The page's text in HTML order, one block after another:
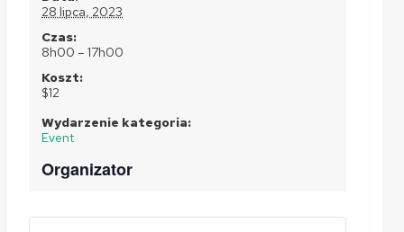
28 lipca, 2023
Czas:
8h00 – 17h00
Koszt:
$12
Wydarzenie kategoria:
Event
Organizator